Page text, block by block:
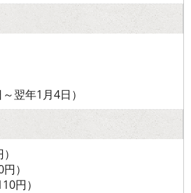
翌年1月4日）
）
円）